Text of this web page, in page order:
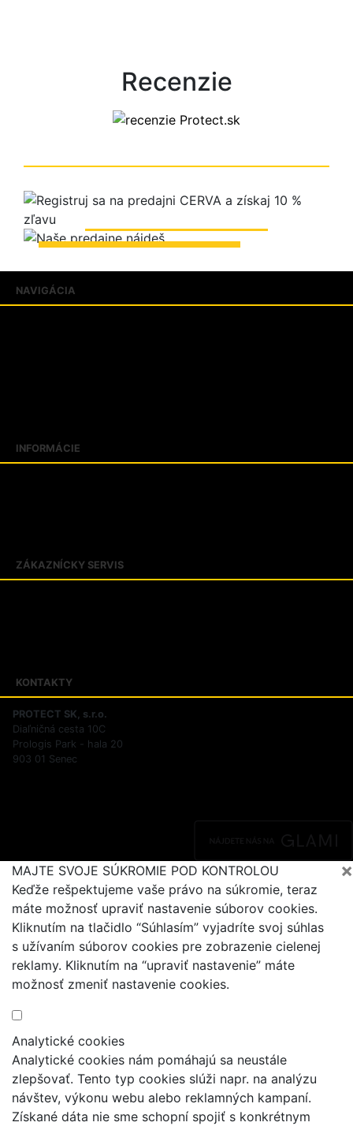
Recenzie
NAVIGÁCIA
INFORMÁCIE
ZÁKAZNÍCKY SERVIS
KONTAKTY
PROTECT SK, s.r.o.
Diaľničná cesta 10C
Prologis Park - hala 20
903 01 Senec
×
MAJTE SVOJE SÚKROMIE POD KONTROLOU
Keďže rešpektujeme vaše právo na súkromie, teraz
máte možnosť upraviť nastavenie súborov cookies.
Kliknutím na tlačidlo “Súhlasím” vyjadríte svoj súhlas
s užívaním súborov cookies pre zobrazenie cielenej
reklamy. Kliknutím na “upraviť nastavenie” máte
možnosť zmeniť nastavenie cookies.
Analytické cookies
Analytické cookies nám pomáhajú sa neustále
zlepšovať. Tento typ cookies slúži napr. na analýzu
návštev, výkonu webu alebo reklamných kampaní.
Získané dáta nie sme schopní spojiť s konkrétnym